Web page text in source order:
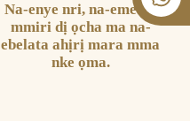
Na-enye nri, na-eme ka
mmiri dị ọcha ma na-
ebelata ahịrị mara mma
nke ọma.